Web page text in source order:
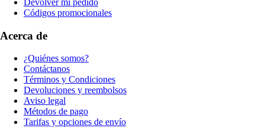
Códigos promocionales
Acerca de
¿Quiénes somos?
Contáctanos
Términos y Condiciones
Devoluciones y reembolsos
Aviso legal
Métodos de pago
Tarifas y opciones de envío